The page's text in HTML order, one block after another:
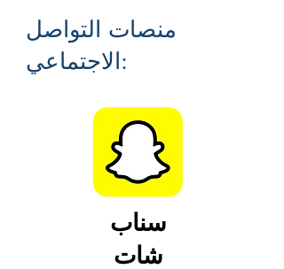
منصات التواصل
الاجتماعي:
سناب
شات